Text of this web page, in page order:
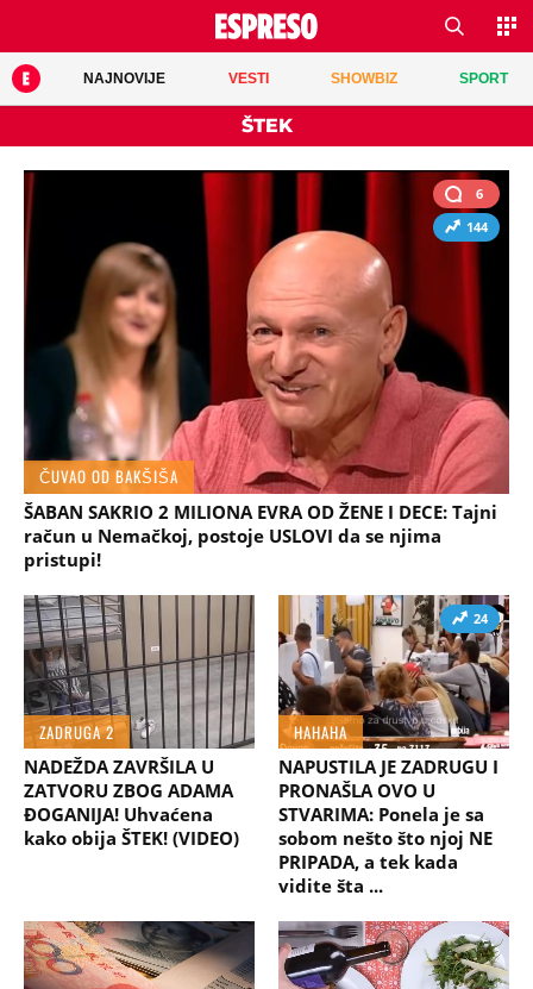
NAJNOVIJE VESTI SHOWBIZ SPORT
ŠTEK
6
144
ČUVAO OD BAKŠIŠA
ŠABAN SAKRIO 2 MILIONA EVRA OD ŽENE I DECE: Tajni
račun u Nemačkoj, postoje USLOVI da se njima
pristupi!
ZADRUGA 2
NADEŽDA ZAVRŠILA U
ZATVORU ZBOG ADAMA
ĐOGANIJA! Uhvaćena
kako obija ŠTEK! (VIDEO)
24
HAHAHA
NAPUSTILA JE ZADRUGU I
PRONAŠLA OVO U
STVARIMA: Ponela je sa
sobom nešto što njoj NE
PRIPADA, a tek kada
vidite šta ...